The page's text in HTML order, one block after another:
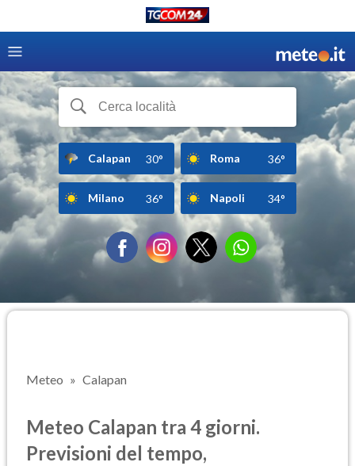
Calapan 30° Roma 36°
Milano 36° Napoli 34°
Meteo Calapan
Meteo Calapan tra 4 giorni.
Previsioni del tempo,